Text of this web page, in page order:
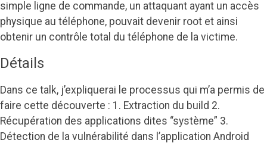
simple ligne de commande, un attaquant ayant un accès
physique au téléphone, pouvait devenir root et ainsi
obtenir un contrôle total du téléphone de la victime.
Détails
Dans ce talk, j’expliquerai le processus qui m’a permis de
faire cette découverte : 1. Extraction du build 2.
Récupération des applications dites “système” 3.
Détection de la vulnérabilité dans l’application Android